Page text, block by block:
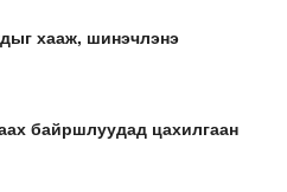
хааж, шинэчлэнэ
байршлуудад цахилгаан